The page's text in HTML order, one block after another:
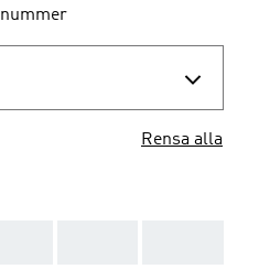
nummer
Rensa alla